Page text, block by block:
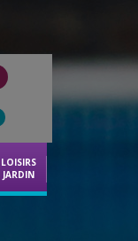
LOISIRS
JARDIN